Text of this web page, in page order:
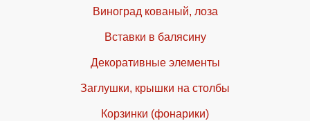
Виноград кованый, лоза
Вставки в балясину
Декоративные элементы
Заглушки, крышки на столбы
Корзинки (фонарики)